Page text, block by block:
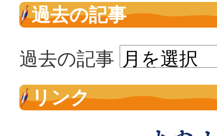
過去の記事
過去の記事
リンク